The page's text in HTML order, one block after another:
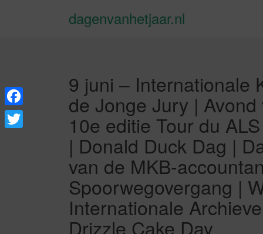
dagenvanhetjaar.nl
9 juni – Internationale
de Jonge Jury |
10e editie Tour du
| Donald Duck Dag |
van de MKB-
Spoorwegovergang |
Internationale
Drizzle Cake Day
F